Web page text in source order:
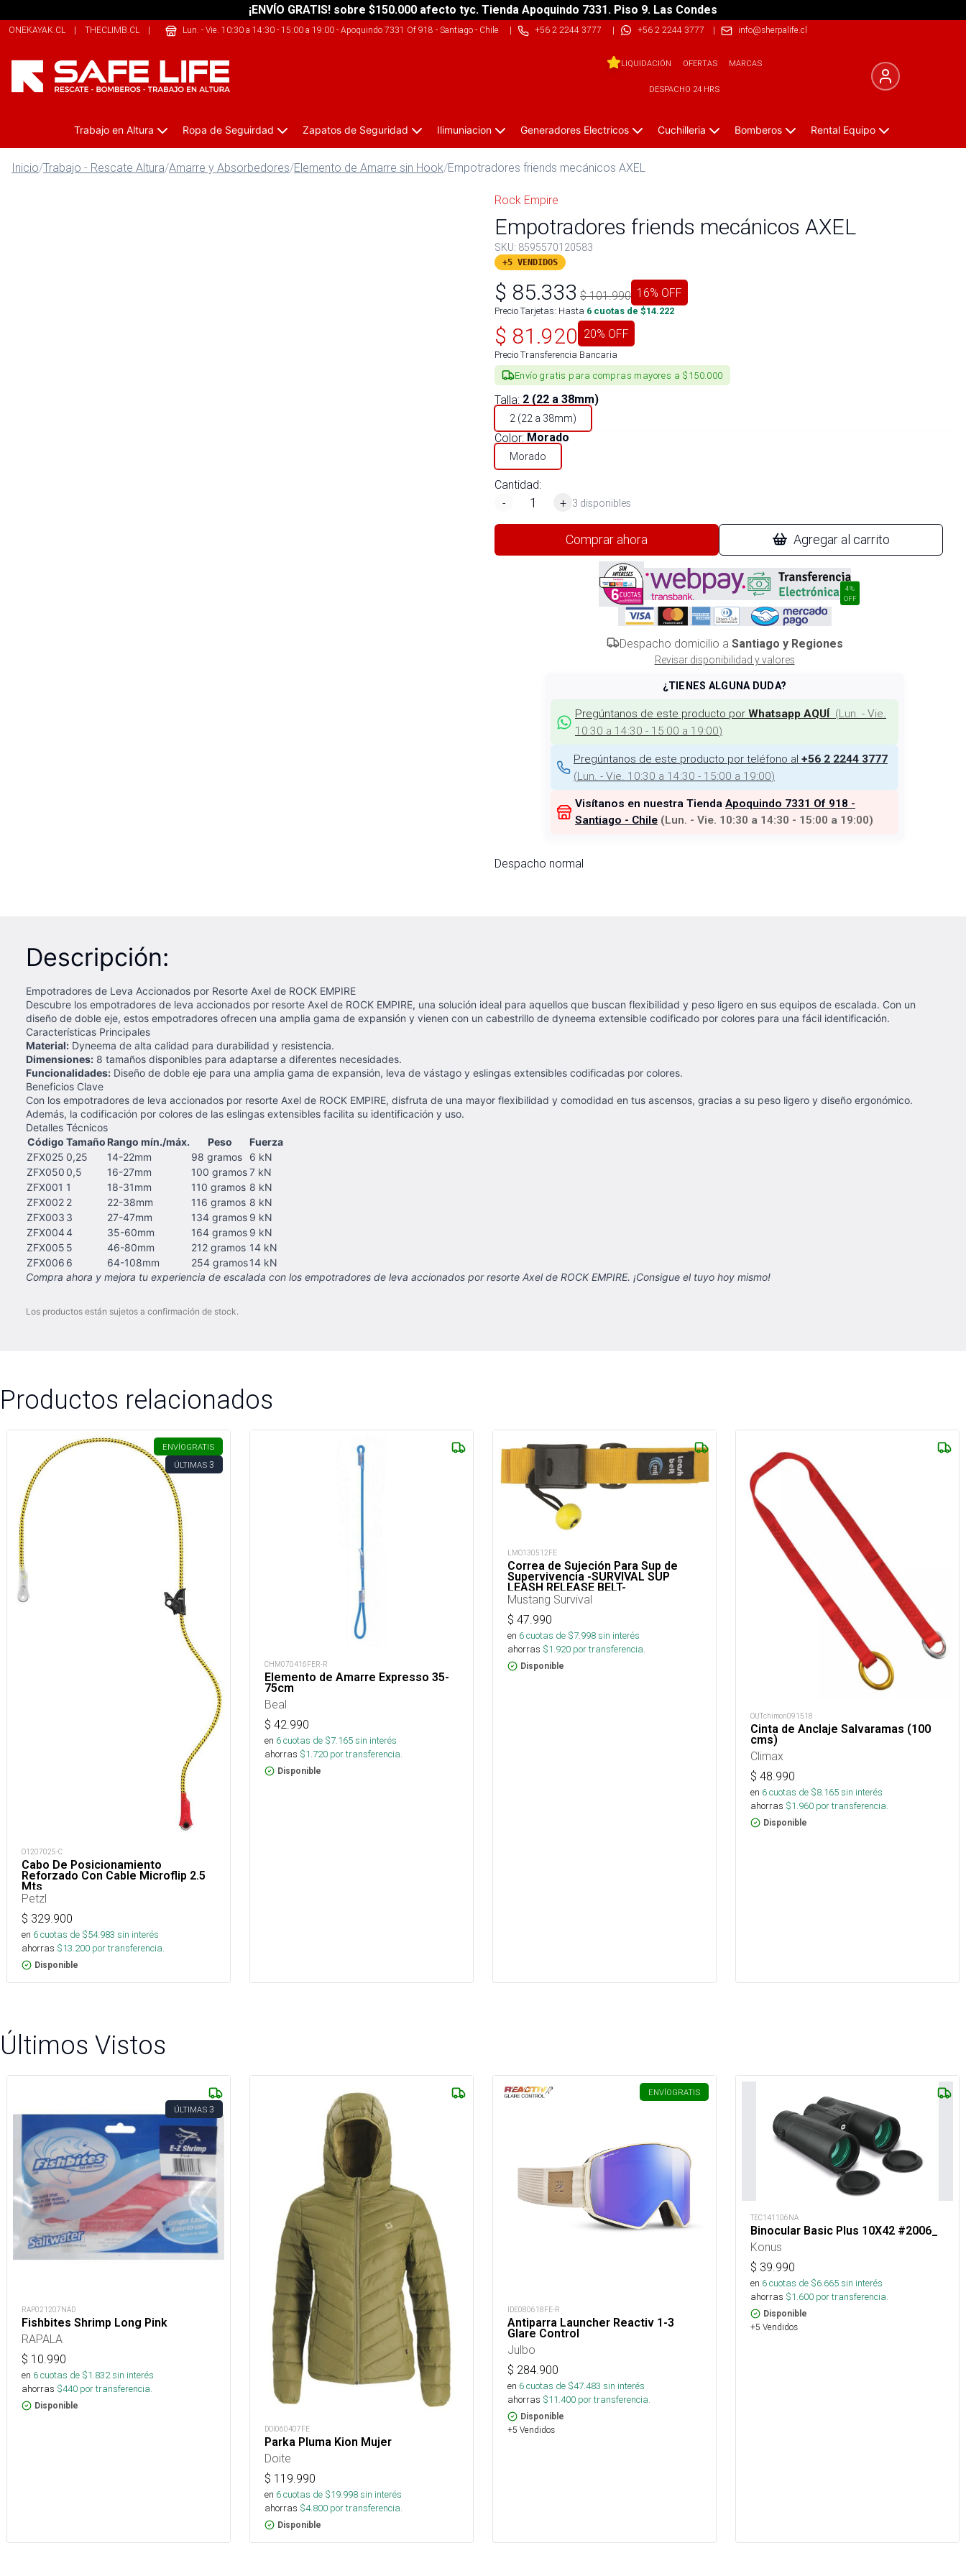
¡ENVÍO GRATIS! sobre $150.000 afecto tyc. Tienda Apoquindo 7331. Piso 9. Las Condes
ONEKAYAK.CL | THECLIMB.CL | THERIDERLAB.CL
Lun. - Vie. 10:30 a 14:30 - 15:00 a 19:00- Apoquindo 7331 Of 918 - Santiago - Chile| +56 2 2244 3777 | +56 2 2244 3777 | info@sherpalife.cl
LIQUIDACIÓN OFERTAS MARCAS
DESPACHO 24 HRS
Trabajo en Altura Ropa de Seguirdad Zapatos de Seguridad Ilimuniacion Generadores Electricos Cuchilleria Bomberos Rental Equipo
Inicio/Trabajo - Rescate Altura/Amarre y Absorbedores/Elemento de Amarre sin Hook/Empotradores friends mecánicos AXEL
Rock Empire
Empotradores friends mecánicos AXEL
SKU: 8595570120583
+5 VENDIDOS
$ 85.333 $101.990 16% OFF
Precio Tarjetas: Hasta 6 cuotas de $14.222
$ 81.920 20% OFF
Precio Transferencia Bancaria
Envío gratis para compras mayores a $150.000
Talla: 2 (22 a 38mm)
2 (22 a 38mm)
Color: Morado
Morado
Cantidad:
-
+ 3 disponibles
Comprar ahora Agregar al carrito
4%
OFF
Despacho domicilio a Santiago y Regiones
Revisar disponibilidad y valores
¿TIENES ALGUNA DUDA?
Pregúntanos de este producto por Whatsapp AQUÍ (Lun. - Vie.
10:30 a 14:30 - 15:00 a 19:00)
Pregúntanos de este producto por teléfono al +56 2 2244 3777
(Lun. - Vie. 10:30 a 14:30 - 15:00 a 19:00)
Visítanos en nuestra Tienda Apoquindo 7331 Of 918 -
Santiago - Chile (Lun. - Vie. 10:30 a 14:30 - 15:00 a 19:00)
Despacho normal
Descripción:
Empotradores de Leva Accionados por Resorte Axel de ROCK EMPIRE
Descubre los empotradores de leva accionados por resorte Axel de ROCK EMPIRE, una solución ideal para aquellos que buscan flexibilidad y peso ligero en sus equipos de escalada. Con un
diseño de doble eje, estos empotradores ofrecen una amplia gama de expansión y vienen con un cabestrillo de dyneema extensible codificado por colores para una fácil identificación.
Características Principales
Material: Dyneema de alta calidad para durabilidad y resistencia.
Dimensiones: 8 tamaños disponibles para adaptarse a diferentes necesidades.
Funcionalidades: Diseño de doble eje para una amplia gama de expansión, leva de vástago y eslingas extensibles codificadas por colores.
Beneficios Clave
Con los empotradores de leva accionados por resorte Axel de ROCK EMPIRE, disfruta de una mayor flexibilidad y comodidad en tus ascensos, gracias a su peso ligero y diseño ergonómico.
Además, la codificación por colores de las eslingas extensibles facilita su identificación y uso.
Detalles Técnicos
Código TamañoRango mín./máx. Peso
Fuerza
ZFX025 0,25 14-22mm 98 gramos
6 kN
ZFX050 0,5 16-27mm 100 gramos7 kN
ZFX001 1 18-31mm 110 gramos 8 kN
ZFX002 2 22-38mm 116 gramos 8 kN
ZFX003 3 27-47mm 134 gramos 9 kN
ZFX0044 35-60mm 164 gramos 9 kN
ZFX005 5 46-80mm 212 gramos 14 kN
ZFX006 6 64-108mm 254 gramos14 kN
Compra ahora y mejora tu experiencia de escalada con los empotradores de leva accionados por resorte Axel de ROCK EMPIRE. ¡Consigue el tuyo hoy mismo!
Los productos están sujetos a confirmación de stock.
Productos relacionados
ENVÍOGRATIS
ÚLTIMAS 3
O1207025-C
Cabo De Posicionamiento
Reforzado Con Cable Microflip 2.5
Mts
Petzl
$ 329.900
en 6cuotas de $54.983 sin interés
ahorras $13.200 por transferencia.
Disponible
CHM070416FER-R
Elemento de Amarre Expresso 35-
75cm
Beal
$ 42.990
en 6cuotas de $7.165sin interés
ahorras $1.720 por transferencia.
Disponible
LMO130512FE
Correa de Sujeción Para Sup de
Supervivencia -SURVIVAL SUP
LEASH RELEASE BELT-
Mustang Survival
$ 47.990
en 6cuotas de $7.998sin interés
ahorras $1.920 por transferencia.
Disponible
OUTchimon091518
Cinta de Anclaje Salvaramas (100
cms)
Climax
$ 48.990
en 6cuotas de $8.165sin interés
ahorras $1.960 por transferencia.
Disponible
Últimos Vistos
ÚLTIMAS 3
RAP021207NAD
Fishbites Shrimp Long Pink
RAPALA
$ 10.990
en 6cuotas de $1.832sin interés
ahorras $440 por transferencia.
Disponible
DOI060407FE
Parka Pluma Kion Mujer
Doite
$ 119.990
en 6cuotas de $19.998sin interés
ahorras $4.800 por transferencia.
Disponible
ENVÍOGRATIS
IDE080618FE-R
Antiparra Launcher Reactiv 1-3
Glare Control
Julbo
$ 284.900
en 6cuotas de $47.483 sin interés
ahorras $11.400 por transferencia.
Disponible
+5 Vendidos
TEC141106NA
Binocular Basic Plus 10X42 #2006_
Konus
$ 39.990
en 6cuotas de $6.665sin interés
ahorras $1.600 por transferencia.
Disponible
+5 Vendidos